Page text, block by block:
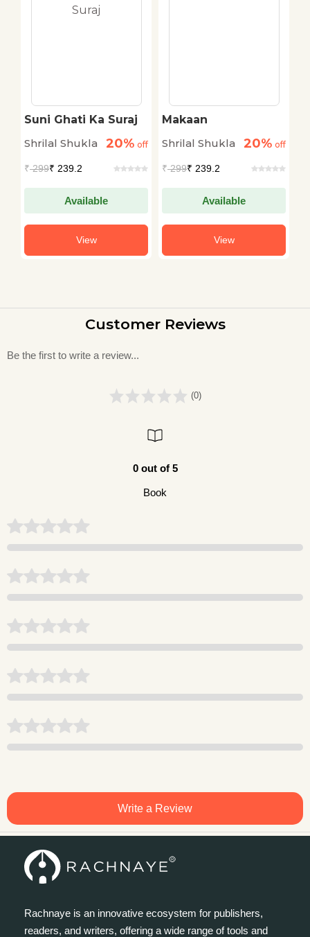
Suni Ghati Ka Suraj
Shrilal Shukla
20% off
₹299₹ 239.2
Available
View
Makaan
Shrilal Shukla
20% off
₹299₹ 239.2
Available
View
Customer Reviews
Be the first to write a review...
(0)
0 out of 5
Book
Write a Review
Rachnaye is an innovative ecosystem for publishers,
readers, and writers, offering a wide range of tools and